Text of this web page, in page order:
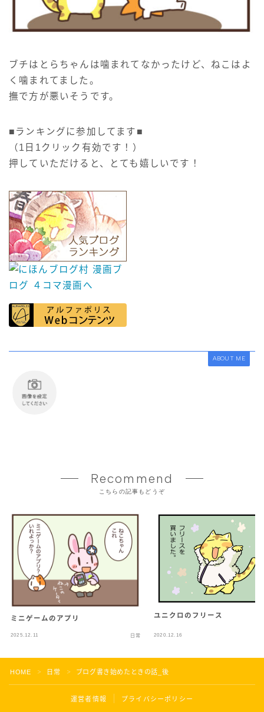
ブチはとらちゃんは噛まれてなかったけど、ねこはよ
く噛まれてました。
撫で方が悪いそうです。
■ランキングに参加してます■
（1日1クリック有効です！）
押していただけると、とても嬉しいです！
ABOUT ME
Recommend
こちらの記事もどうぞ
ミニゲームのアプリ
2025.12.11 日常
ユニクロのフリース
2020.12.16
HOME ＞ 日常 ＞ ブログ書き始めたときの話_後
運営者情報 プライバシーポリシー